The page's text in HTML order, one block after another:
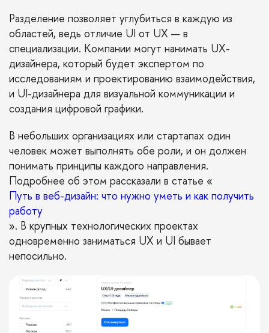
Разделение позволяет углубиться в каждую из
областей, ведь отличие UI от UX — в
специализации. Компании могут нанимать UX-
дизайнера, который будет экспертом по
исследованиям и проектированию взаимодействия,
и UI-дизайнера для визуальной коммуникации и
создания цифровой графики.
В небольших организациях или стартапах один
человек может выполнять обе роли, и он должен
понимать принципы каждого направления.
Подробнее об этом рассказали в статье «
Путь в веб-дизайн: что нужно уметь и как получить
работу
». В крупных технологических проектах
одновременно заниматься UX и UI бывает
непосильно.